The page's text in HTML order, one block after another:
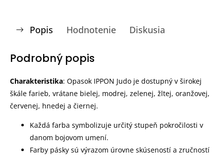
Popis Hodnotenie Diskusia
Podrobný popis
Charakteristika: Opasok IPPON Judo je dostupný v širokej
škále farieb, vrátane bielej, modrej, zelenej, žltej, oranžovej,
červenej, hnedej a čiernej.
Každá farba symbolizuje určitý stupeň pokročilosti v
danom bojovom umení.
Farby pásky sú výrazom úrovne skúseností a zručností